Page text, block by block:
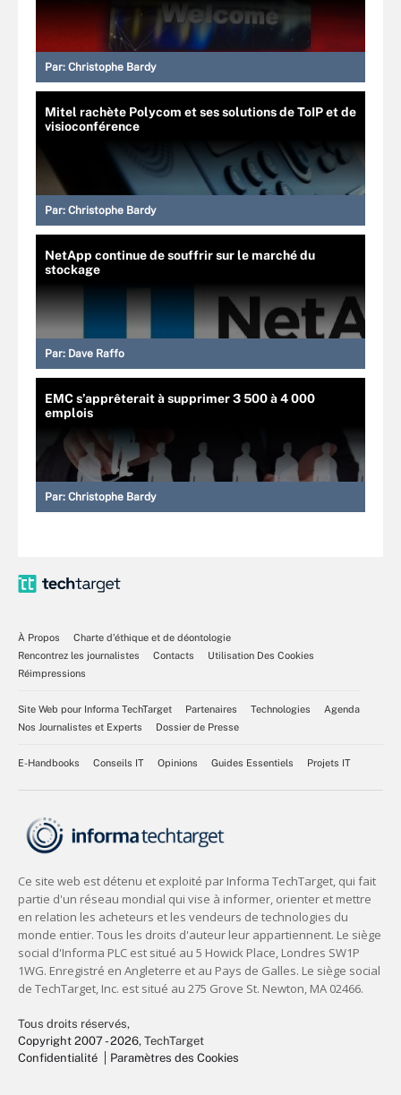
Par: Christophe Bardy
Mitel rachète Polycom et ses solutions de ToIP et de
visioconférence
Par: Christophe Bardy
NetApp continue de souffrir sur le marché du
stockage
Par: Dave Raffo
EMC s’apprêterait à supprimer 3 500 à 4 000
emplois
Par: Christophe Bardy
À Propos
Charte d’éthique et de déontologie
Rencontrez les journalistes
Contacts
Utilisation Des Cookies
Réimpressions
Site Web pour Informa TechTarget Partenaires Technologies
Agenda
Nos Journalistes et Experts
Dossier de Presse
E-Handbooks Conseils IT Opinions Guides Essentiels Projets IT
Tous droits réservés,
Copyright 2007 - 2026, TechTarget
Confidentialité
Paramètres des Cookies